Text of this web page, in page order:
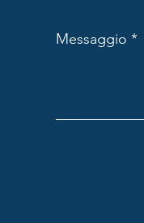
Messaggio